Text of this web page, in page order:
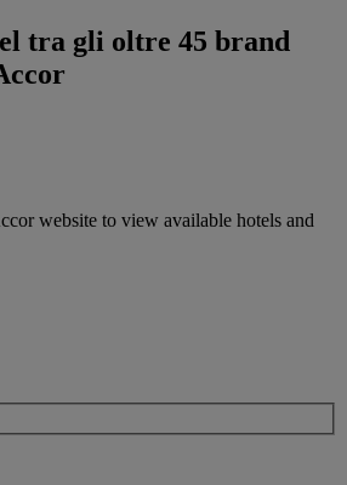
tra gli oltre 45 brand
website to view available hotels and